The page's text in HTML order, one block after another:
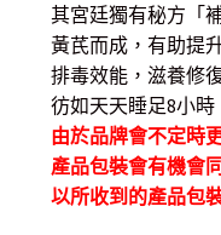
其宮廷獨有秘方「
黃芪而成，有助提
排毒效能，滋養修
彷如天天睡足8小時
由於品牌會不定時
產品包裝會有機會
以所收到的產品包